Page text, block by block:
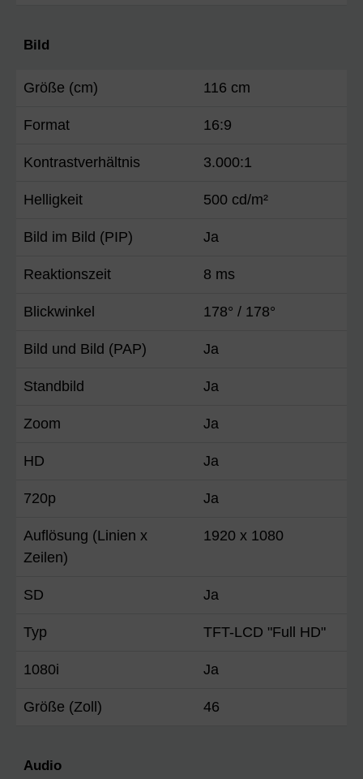
Bild
Größe (cm) 116 cm
Format 16:9
Kontrastverhältnis 3.000:1
Helligkeit 500 cd/m²
Bild im Bild (PIP) Ja
Reaktionszeit 8 ms
Blickwinkel 178° / 178°
Bild und Bild (PAP) Ja
Standbild Ja
Zoom Ja
HD Ja
720p Ja
Auflösung (Linien x
Zeilen)
1920 x 1080
SD Ja
Typ TFT-LCD "Full HD"
1080i Ja
Größe (Zoll) 46
Audio